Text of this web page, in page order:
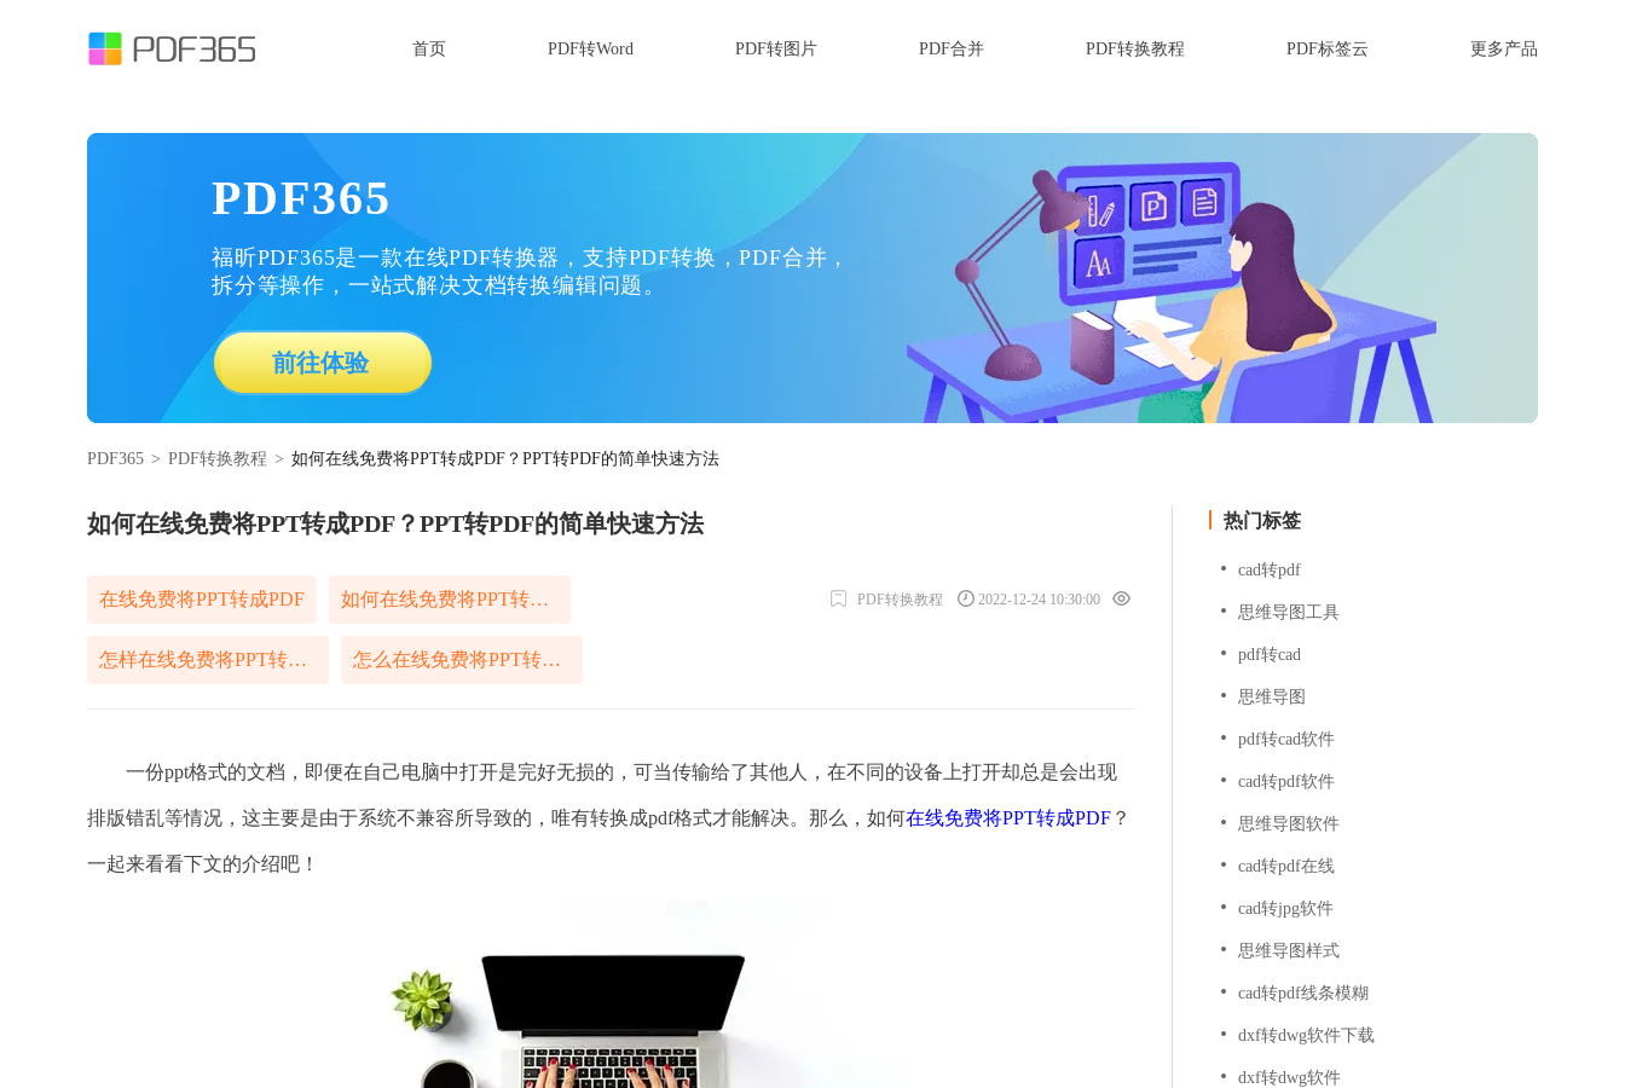
首页 PDF转Word PDF转图片 PDF合并 PDF转换教程 PDF标签云 更多产品
PDF365
福昕PDF365是一款在线PDF转换器，支持PDF转换，PDF合并，
拆分等操作，一站式解决文档转换编辑问题。
前往体验
PDF365 > PDF转换教程 > 如何在线免费将PPT转成PDF？PPT转PDF的简单快速方法
如何在线免费将PPT转成PDF？PPT转PDF的简单快速方法
在线免费将PPT转成PDF 如何在线免费将PPT转成PDF
怎样在线免费将PPT转成PDF 怎么在线免费将PPT转成PDF
PDF转换教程 2022-12-24 10:30:00
一份ppt格式的文档，即便在自己电脑中打开是完好无损的，可当传输给了其他人，在不同的设备上打开却总是会出现
排版错乱等情况，这主要是由于系统不兼容所导致的，唯有转换成pdf格式才能解决。那么，如何在线免费将PPT转成PDF ？
一起来看看下文的介绍吧！
热门标签
cad转pdf
思维导图工具
pdf转cad
思维导图
pdf转cad软件
cad转pdf软件
思维导图软件
cad转pdf在线
cad转jpg软件
思维导图样式
cad转pdf线条模糊
dxf转dwg软件下载
dxf转dwg软件